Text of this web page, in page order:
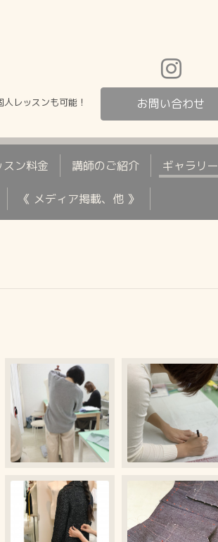
レッスンも可能！
お問い合わせ
スン料金 講師のご紹介 ギャラリー
《 メディア掲載、他 》